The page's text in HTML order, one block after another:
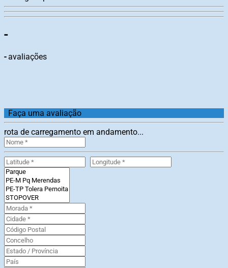
-
-avaliações
Faça uma avaliação
rota de carregamento em andamento...